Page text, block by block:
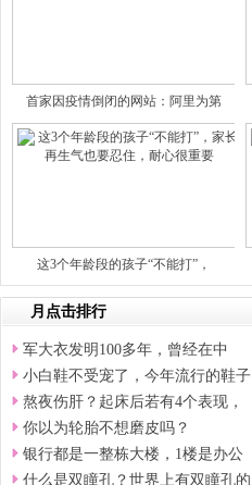
首家因疫情倒闭的网站：阿里为第
这3个年龄段的孩子“不能打”，
月点击排行
军大衣发明100多年，曾经在中
小白鞋不受宠了，今年流行的鞋子
熬夜伤肝？起床后若有4个表现，
你以为轮胎不想磨皮吗？
银行都是一整栋大楼，1楼是办公
什么是双瞳孔？世界上有双瞳孔的